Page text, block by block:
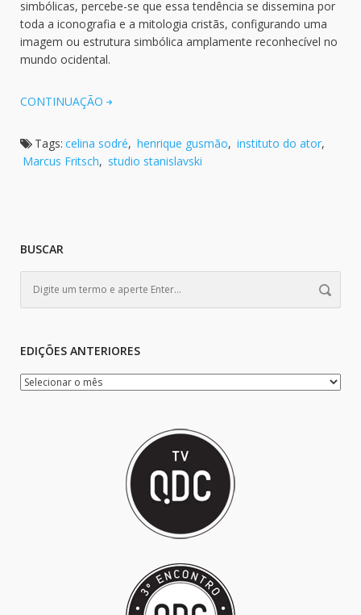
simbólicas, percebe-se que essa tendência se dissemina por
toda a iconografia e a mitologia cristãs, configurando uma
imagem ou estrutura simbólica amplamente reconhecível no
mundo ocidental.
CONTINUAÇÃO
Tags: celina sodré, henrique gusmão, instituto do ator,
Marcus Fritsch, studio stanislavski
BUSCAR
EDIÇÕES ANTERIORES